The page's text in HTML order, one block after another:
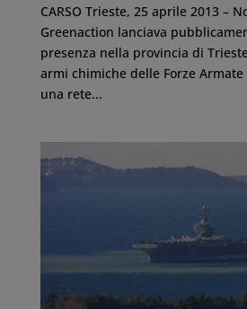
CARSO Trieste, 25 aprile 2013 –
Greenaction lanciava
presenza nella provincia di
armi chimiche delle Forze
una rete...